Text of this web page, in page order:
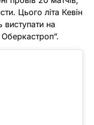
Цього літа Кевін
на